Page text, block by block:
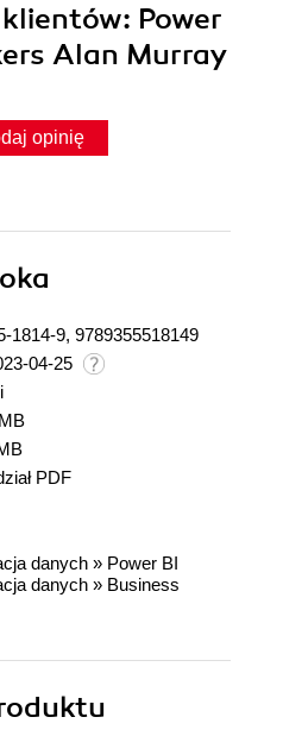
Power
Alan Murray
opinię
1814-9, 9789355518149
04-25
PDF
danych » Power BI
danych » Business